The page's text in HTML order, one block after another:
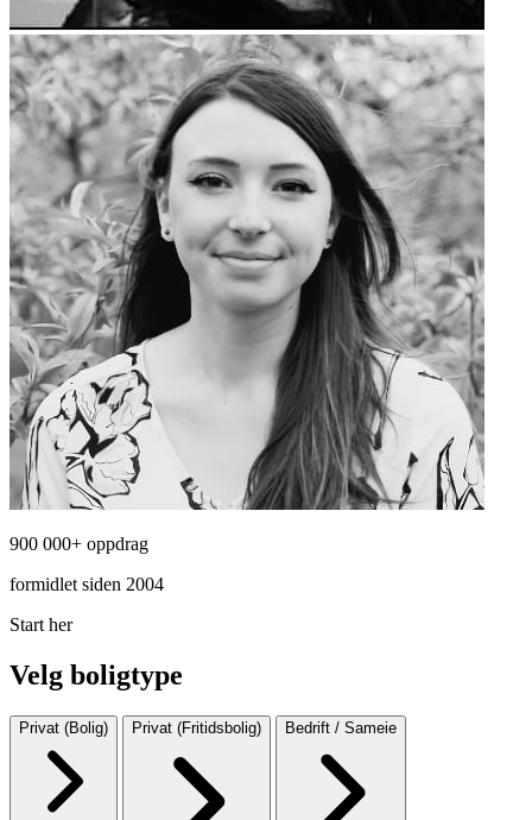
900 000+ oppdrag
formidlet siden 2004
Start her
Velg boligtype
Privat (Bolig) Privat (Fritidsbolig) Bedrift / Sameie